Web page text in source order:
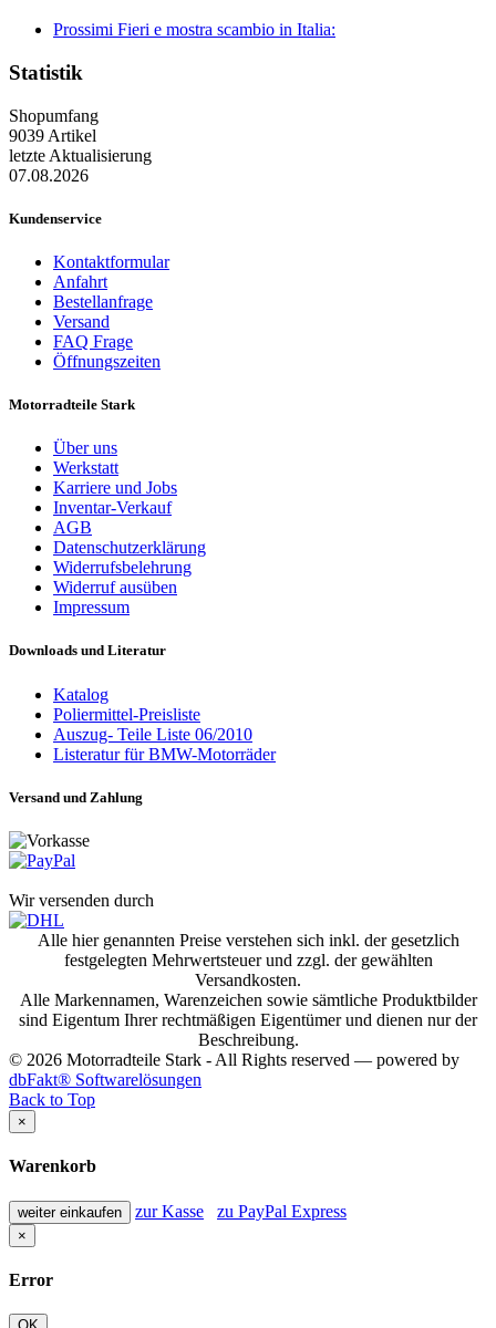
Prossimi Fieri e mostra scambio in Italia:
Statistik
Shopumfang
9039 Artikel
letzte Aktualisierung
07.08.2026
Kundenservice
Kontaktformular
Anfahrt
Bestellanfrage
Versand
FAQ Frage
Öffnungszeiten
Motorradteile Stark
Über uns
Werkstatt
Karriere und Jobs
Inventar-Verkauf
AGB
Datenschutzerklärung
Widerrufsbelehrung
Widerruf ausüben
Impressum
Downloads und Literatur
Katalog
Poliermittel-Preisliste
Auszug- Teile Liste 06/2010
Listeratur für BMW-Motorräder
Versand und Zahlung
Wir versenden durch
Alle hier genannten Preise verstehen sich inkl. der gesetzlich
festgelegten Mehrwertsteuer und zzgl. der gewählten
Versandkosten.
Alle Markennamen, Warenzeichen sowie sämtliche Produktbilder
sind Eigentum Ihrer rechtmäßigen Eigentümer und dienen nur der
Beschreibung.
© 2026 Motorradteile Stark - All Rights reserved — powered by
dbFakt® Softwarelösungen
Back to Top
×
Warenkorb
weiter einkaufen zur Kasse zu PayPal Express
×
Error